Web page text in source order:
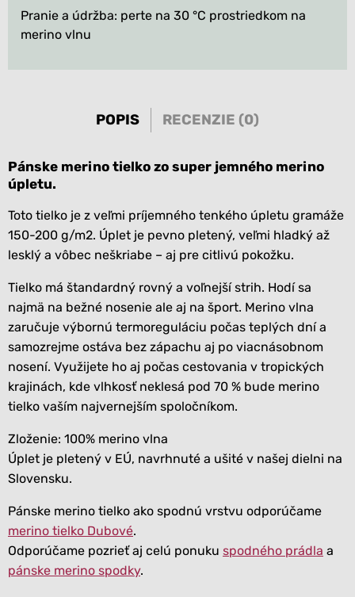
Pranie a údržba: perte na 30 °C prostriedkom na
merino vlnu
POPIS RECENZIE (0)
Pánske merino tielko zo super jemného merino
úpletu.
Toto tielko je z veľmi príjemného tenkého úpletu gramáže
150-200 g/m2. Úplet je pevno pletený, veľmi hladký až
lesklý a vôbec neškriabe – aj pre citlivú pokožku.
Tielko má štandardný rovný a voľnejší strih. Hodí sa
najmä na bežné nosenie ale aj na šport. Merino vlna
zaručuje výbornú termoreguláciu počas teplých dní a
samozrejme ostáva bez zápachu aj po viacnásobnom
nosení. Využijete ho aj počas cestovania v tropických
krajinách, kde vlhkosť neklesá pod 70 % bude merino
tielko vaším najvernejším spoločníkom.
Zloženie: 100% merino vlna
Úplet je pletený v EÚ, navrhnuté a ušité v našej dielni na
Slovensku.
Pánske merino tielko ako spodnú vrstvu odporúčame
merino tielko Dubové.
Odporúčame pozrieť aj celú ponuku spodného prádla a
pánske merino spodky.